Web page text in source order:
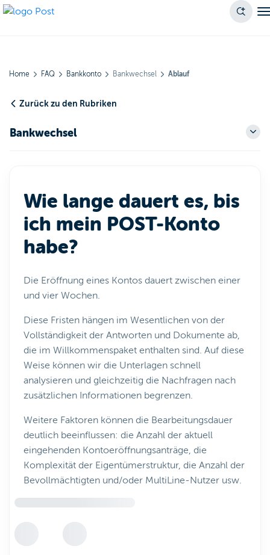
Home FAQ Bankkonto Bankwechsel Ablauf
Zurück zu den Rubriken
Bankwechsel
Wie lange dauert es, bis
ich mein POST-Konto
habe?
Die Eröffnung eines Kontos dauert zwischen einer
und vier Wochen.
Diese Fristen hängen im Wesentlichen von der
Vollständigkeit der Antworten und Dokumente ab,
die im Willkommenspaket enthalten sind. Auf diese
Weise können wir die Unterlagen schnell
analysieren und gleichzeitig die Nachfragen nach
zusätzlichen Informationen begrenzen.
Weitere Faktoren können die Bearbeitungsdauer
deutlich beeinflussen: die Anzahl der aktuell
eingehenden Kontoeröffnungsanträge, die
Komplexität der Eigentümerstruktur, die Anzahl der
Bevollmächtigten und/oder MultiLine-Nutzer usw.